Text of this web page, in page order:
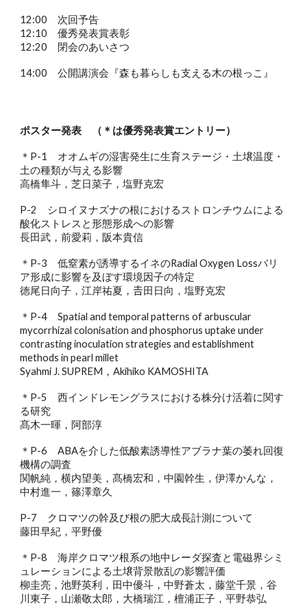
12:00 次回予告
12:10 優秀発表賞表彰
12:20 閉会のあいさつ
14:00 公開講演会『森も暮らしも支える木の根っこ』
ポスター発表 （＊は優秀発表賞エントリー）
＊P-1 オオムギの湿害発生に生育ステージ・土壌温度・
土の種類が与える影響
高橋隼斗，芝日菜子，塩野克宏
P-2 シロイヌナズナの根におけるストロンチウムによる
酸化ストレスと形態形成への影響
長田武，前愛莉，阪本貴信
＊P-3 低窒素が誘導するイネのRadial Oxygen Lossバリ
ア形成に影響を及ぼす環境因子の特定
徳尾日向子，江岸祐夏，𠮷田日向，塩野克宏
＊P-4 Spatial and temporal patterns of arbuscular
mycorrhizal colonisation and phosphorus uptake under
contrasting inoculation strategies and establishment
methods in pearl millet
Syahmi J. SUPREM，Akihiko KAMOSHITA
＊P-5 西インドレモングラスにおける株分け活着に関す
る研究
髙木一暉，阿部淳
＊P-6 ABAを介した低酸素誘導性アブラナ葉の萎れ回復
機構の調査
関帆純，横内望美，髙橋宏和，中園幹生，伊澤かんな，
中村進一，篠澤章久
P-7 クロマツの幹及び根の肥大成長計測について
藤田早紀，平野優
＊P-8 海岸クロマツ根系の地中レーダ探査と電磁界シミ
ュレーションによる土壌背景散乱の影響評価
柳圭亮，池野英利，田中優斗，中野蒼太，藤堂千景，谷
川東子，山瀬敬太郎，大橋瑞江，檀浦正子，平野恭弘